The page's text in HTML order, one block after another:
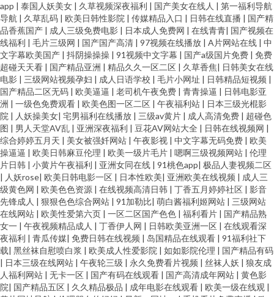
app | 泰国人妖美女 | 久草视频深夜福利 | 国产美女在线人 | 第一福利导航
导航 | 久草乱码 | 欧美日韩性影院 | 传媒精品入口 | 日韩在线直播 | 国产精
品香蕉国产 | 成人三级免费电影 | 日本成人免费网 | 在线青青| 国产视频在
线福利 | 毛片三级网 | 国产国产高清 | 97视频在线播放 | A片网站在线 | 中
文字幕欧美国产 | 抖阴操操操 | 91视频中文字幕 | 国产a级国片免费 | 免费
超碰天天看 | 国产精品亚洲 | 精品久久一区二区 | 久草香焦| 日韩美女在线
电影 | 三级网站视频孕妇 | 成人日语学校 | 毛片小网址 | 日韩精品短视频 |
国产精品二区无码 | 欧美逼逼 | 老司机午夜免费 | 青青操逼 | 日韩电影亚
洲 | 一级色免费观看 | 欧美色图一区二区 | 午夜福利站 | 日本三级光棍影
院 | 人妖操美女| 宅男福利在线播放 | 三级av黄片 | 成人高清免费 | 超碰色
图 | 男人天堂AV乱 | 亚洲深夜福利 | 豆花AV网站大全 | 日韩在线视频网 |
综合婷婷五月天 | 美女被强奷网站 | 午夜影视 | 中文字幕无码免费 | 欧美
操逼逼 | 欧美日韩麻豆伦理 | 欧美一级片毛片 | 嗯啊三级视频网站 | 伦理
片日韩 | 小黄片午夜福利 | 亚洲女同在线 | 91桃色app| 极品人妻视频二区
| 人妖rose| 欧美日韩电影一区 | 日本性欧美| 亚洲欧美在线视频 | 成人三
级黄色网 | 欧美色色资源 | 在线视频高清日韩 | 丁香五月婷婷社区 | 影音
先锋成人 | 狠狠色色综合网站 | 91加勒比| 萌白酱福利姬网站 | 三级网站
在线网站 | 欧美性爱第六页 | 一区二区国产色色 | 福利看片 | 国产精品熟
女一 | 午夜视频精品成人 | 丁香伊人网 | 日韩欧美亚洲一区 | 在线观看深
夜福利 | 青瓜传媒| 免费日韩在线视频 | 岛国精品在线观看 | 91福利社下
载| 黑丝袜自慰喷白浆 | 欧美成人性爱影院 | 如如影院伦理 | 国产精品有码
| 日本三级在线网站 | 午夜轮三级 | 永久免费看片视频 | 丝袜人妖 | 狼友成
人福利网站 | 无卡一区 | 国产有码在线观看 | 国产高清成年网站 | 黄色影
院| 国产精品五区 | 久久精品极品 | 成年电影在线观看 | 欧美一级在线观 |